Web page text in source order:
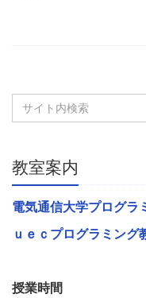
教室案内
電気通信大学プログラ
ｕｅｃプログラミング
授業時間